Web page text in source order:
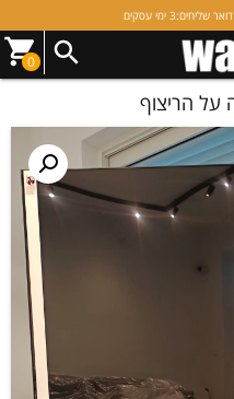
דואר שליחים:3 ימי עסקים
0
על הריצוף